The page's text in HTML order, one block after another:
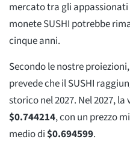
mercato tra gli
monete SUSHI potrebbe
cinque anni.
Secondo le nostre
prevede che il SUSHI
storico nel 2027. Nel 2027,
$0.744214, con un prezzo
medio di$0.694599.